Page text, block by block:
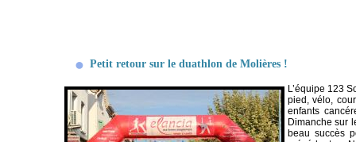
Petit retour sur le duathlon de Molières !
L’équipe 123
pied, vélo,
enfants
Dimanche sur
beau succès